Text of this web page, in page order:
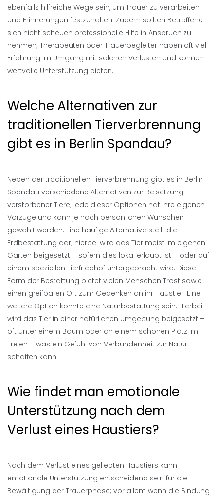
ebenfalls hilfreiche Wege sein, um Trauer zu verarbeiten
und Erinnerungen festzuhalten. Zudem sollten Betroffene
sich nicht scheuen professionelle Hilfe in Anspruch zu
nehmen; Therapeuten oder Trauerbegleiter haben oft viel
Erfahrung im Umgang mit solchen Verlusten und können
wertvolle Unterstützung bieten.
Welche Alternativen zur
traditionellen Tierverbrennung
gibt es in Berlin Spandau?
Neben der traditionellen Tierverbrennung gibt es in Berlin
Spandau verschiedene Alternativen zur Beisetzung
verstorbener Tiere; jede dieser Optionen hat ihre eigenen
Vorzüge und kann je nach persönlichen Wünschen
gewählt werden. Eine häufige Alternative stellt die
Erdbestattung dar; hierbei wird das Tier meist im eigenen
Garten beigesetzt – sofern dies lokal erlaubt ist – oder auf
einem speziellen Tierfriedhof untergebracht wird. Diese
Form der Bestattung bietet vielen Menschen Trost sowie
einen greifbaren Ort zum Gedenken an ihr Haustier. Eine
weitere Option könnte eine Naturbestattung sein: Hierbei
wird das Tier in einer natürlichen Umgebung beigesetzt –
oft unter einem Baum oder an einem schönen Platz im
Freien – was ein Gefühl von Verbundenheit zur Natur
schaffen kann.
Wie findet man emotionale
Unterstützung nach dem
Verlust eines Haustiers?
Nach dem Verlust eines geliebten Haustiers kann
emotionale Unterstützung entscheidend sein für die
Bewältigung der Trauerphase; vor allem wenn die Bindung